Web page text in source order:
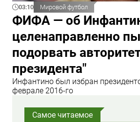
03:10 Мировой футбол
ФИФА — об
целенаправленно
подорвать
президента"
Инфантино был избран
феврале 2016‑го
Самое читаемое